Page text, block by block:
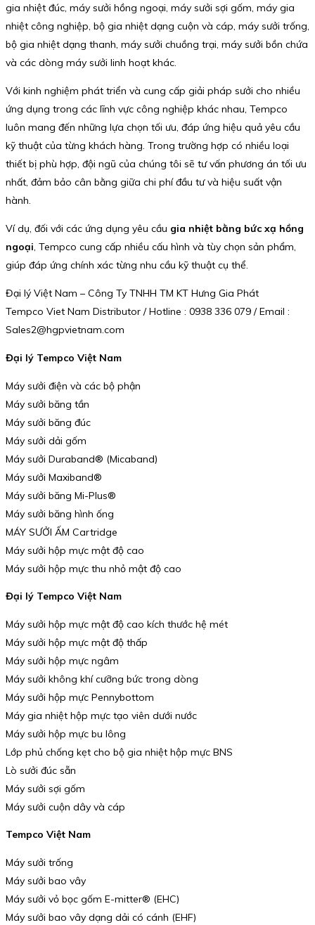
gia nhiệt đúc, máy sưởi hồng ngoại, máy sưởi sợi gốm, máy gia
nhiệt công nghiệp, bộ gia nhiệt dạng cuộn và cáp, máy sưởi trống,
bộ gia nhiệt dạng thanh, máy sưởi chuồng trại, máy sưởi bồn chứa
và các dòng máy sưởi linh hoạt khác.
Với kinh nghiệm phát triển và cung cấp giải pháp sưởi cho nhiều
ứng dụng trong các lĩnh vực công nghiệp khác nhau, Tempco
luôn mang đến những lựa chọn tối ưu, đáp ứng hiệu quả yêu cầu
kỹ thuật của từng khách hàng. Trong trường hợp có nhiều loại
thiết bị phù hợp, đội ngũ của chúng tôi sẽ tư vấn phương án tối ưu
nhất, đảm bảo cân bằng giữa chi phí đầu tư và hiệu suất vận
hành.
Ví dụ, đối với các ứng dụng yêu cầu gia nhiệt bằng bức xạ hồng
ngoại, Tempco cung cấp nhiều cấu hình và tùy chọn sản phẩm,
giúp đáp ứng chính xác từng nhu cầu kỹ thuật cụ thể.
Đại lý Việt Nam – Công Ty TNHH TM KT Hưng Gia Phát
Tempco Viet Nam Distributor / Hotline : 0938 336 079 / Email :
Sales2@hgpvietnam.com
Đại lý Tempco Việt Nam
Máy sưởi điện và các bộ phận
Máy sưởi băng tần
Máy sưởi băng đúc
Máy sưởi dải gốm
Máy sưởi Duraband® (Micaband)
Máy sưởi Maxiband®
Máy sưởi băng Mi-Plus®
Máy sưởi băng hình ống
MÁY SƯỞI ẤM Cartridge
Máy sưởi hộp mực mật độ cao
Máy sưởi hộp mực thu nhỏ mật độ cao
Đại lý Tempco Việt Nam
Máy sưởi hộp mực mật độ cao kích thước hệ mét
Máy sưởi hộp mực mật độ thấp
Máy sưởi hộp mực ngâm
Máy sưởi không khí cưỡng bức trong dòng
Máy sưởi hộp mực Pennybottom
Máy gia nhiệt hộp mực tạo viên dưới nước
Máy sưởi hộp mực bu lông
Lớp phủ chống kẹt cho bộ gia nhiệt hộp mực BNS
Lò sưởi đúc sẵn
Máy sưởi sợi gốm
Máy sưởi cuộn dây và cáp
Tempco Việt Nam
Máy sưởi trống
Máy sưởi bao vây
Máy sưởi vỏ bọc gốm E-mitter® (EHC)
Máy sưởi bao vây dạng dải có cánh (EHF)